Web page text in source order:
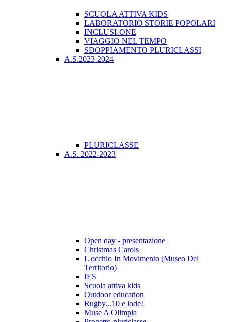
SCUOLA ATTIVA KIDS
LABORATORIO STORIE POPOLARI
INCLUSI-ONE
VIAGGIO NEL TEMPO
SDOPPIAMENTO PLURICLASSI
A.S.2023-2024
PLURICLASSE
A.S. 2022-2023
Open day - presentazione
Christmas Carols
L'occhio In Movimento (Museo Del
Territorio)
IES
Scuola attiva kids
Outdoor education
Rugby...10 e lode!
Muse A Olimpia